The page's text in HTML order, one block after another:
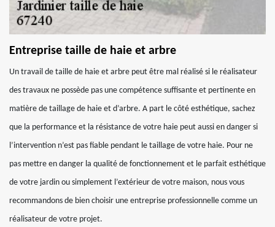
Entreprise taille de haie et arbre
Un travail de taille de haie et arbre peut être mal réalisé si le réalisateur
des travaux ne possède pas une compétence suffisante et pertinente en
matière de taillage de haie et d’arbre. A part le côté esthétique, sachez
que la performance et la résistance de votre haie peut aussi en danger si
l’intervention n’est pas fiable pendant le taillage de votre haie. Pour ne
pas mettre en danger la qualité de fonctionnement et le parfait esthétique
de votre jardin ou simplement l’extérieur de votre maison, nous vous
recommandons de bien choisir une entreprise professionnelle comme un
réalisateur de votre projet.